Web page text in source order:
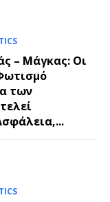
– Μάγκας: Οι
των